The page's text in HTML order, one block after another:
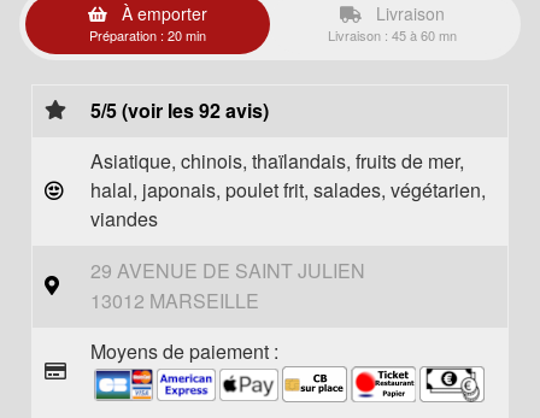
À emporter
Préparation : 20 min
Livraison
Livraison : 45 à 60 mn
5/5 (voir les 92 avis)
Asiatique, chinois, thaïlandais, fruits de mer,
halal, japonais, poulet frit, salades, végétarien,
viandes
29 AVENUE DE SAINT JULIEN
13012 MARSEILLE
Moyens de paiement :